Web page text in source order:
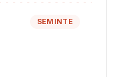
SEMINTE